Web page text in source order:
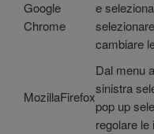
Google
Chrome
e
cambiare
MozillaFirefox
Dal menu
sinistra
pop up
regolare